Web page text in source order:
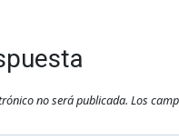
no será publicada. Los